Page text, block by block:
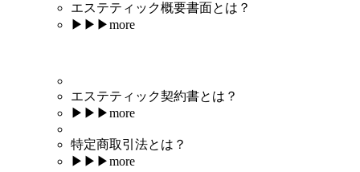
エステティック概要書面とは？
▶︎▶︎▶︎more
エステティック契約書とは？
▶︎▶︎▶︎more
特定商取引法とは？
▶︎▶︎▶︎more